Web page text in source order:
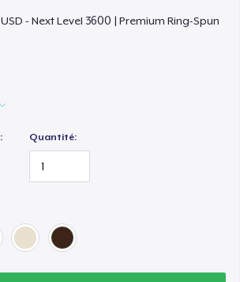
USD - Next Level 3600 | Premium Ring-Spun
Quantité: